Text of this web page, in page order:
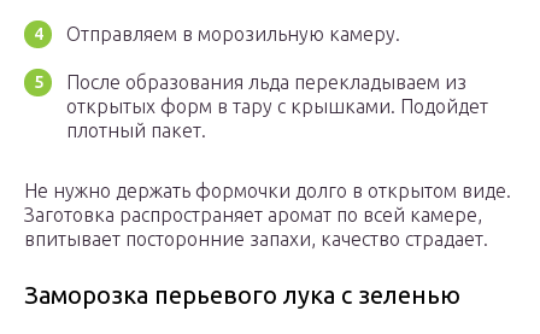
Отправляем в морозильную камеру.
После образования льда перекладываем из
открытых форм в тару с крышками. Подойдет
плотный пакет.
Не нужно держать формочки долго в открытом виде.
Заготовка распространяет аромат по всей камере,
впитывает посторонние запахи, качество страдает.
Заморозка перьевого лука с зеленью